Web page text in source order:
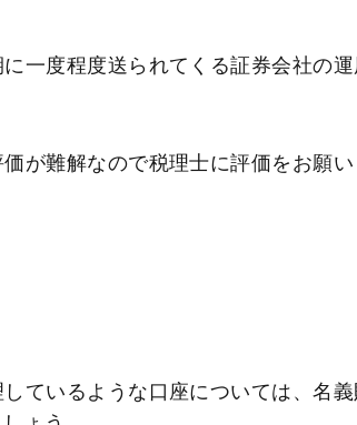
一度程度送られてくる証券会社の
が難解なので税理士に評価をお願
ているような口座については、名